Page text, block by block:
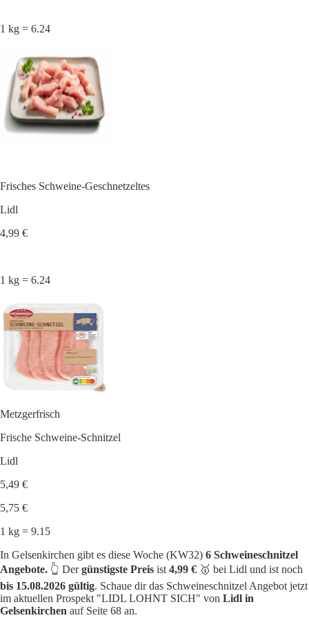
1 kg = 6.24
Frisches Schweine-Geschnetzeltes
Lidl
4,99 €
1 kg = 6.24
Metzgerfrisch
Frische Schweine-Schnitzel
Lidl
5,49 €
5,75 €
1 kg = 9.15
In Gelsenkirchen gibt es diese Woche (KW32) 6 Schweineschnitzel
Angebote. 👆 Dergünstigste Preis ist 4,99 € 🥇 bei Lidl und ist noch
bis 15.08.2026 gültig. Schaue dir das Schweineschnitzel Angebot jetzt
im aktuellen Prospekt "LIDL LOHNT SICH" von Lidl in
Gelsenkirchen auf Seite 68 an.